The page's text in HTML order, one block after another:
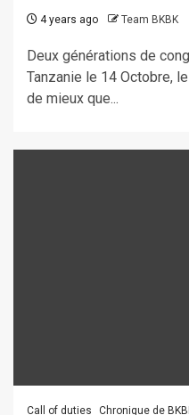
4 years ago Team BKBK
Deux générations de
Tanzanie le 14 Octobre,
de mieux que...
Call of duties Chronique de